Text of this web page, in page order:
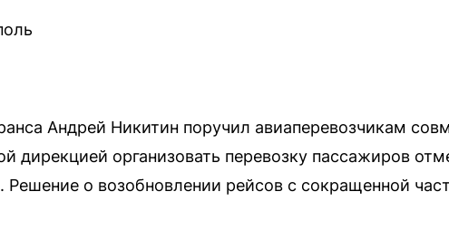
Андрей Никитин поручил авиаперевозчикам
дирекцией организовать перевозку пассажиров
Решение о возобновлении рейсов с сокращенной